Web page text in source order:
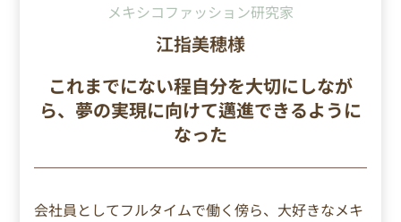
メキシコファッション研究家
江指美穂様
これまでにない程自分を大切にしなが
ら、夢の実現に向けて邁進できるように
なった
会社員としてフルタイムで働く傍ら、大好きなメキ